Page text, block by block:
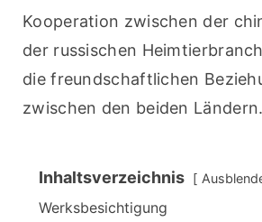
Kooperation zwischen der
der russischen
die freundschaftlichen
zwischen den beiden Ländern.
Inhaltsverzeichnis
Werksbesichtigung